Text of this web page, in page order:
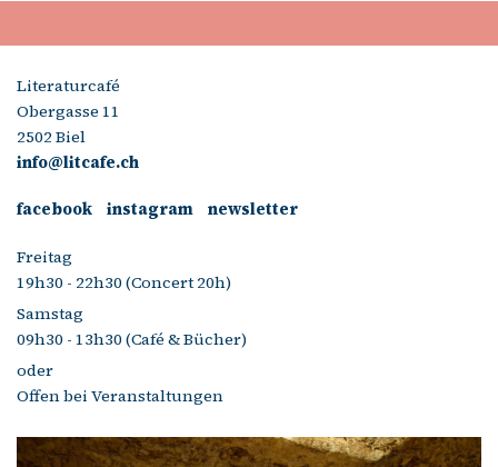
Literaturcafé
Obergasse 11
2502 Biel
info@litcafe.ch
facebook instagram newsletter
Freitag
19h30 - 22h30 (Concert 20h)
Samstag
09h30 - 13h30 (Café & Bücher)
oder
Offen bei Veranstaltungen